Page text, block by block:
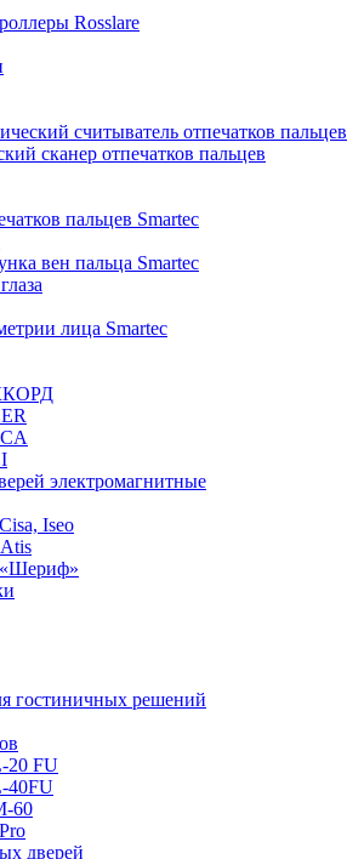
Rosslare
считыватель отпечатков пальцев
сканер отпечатков пальцев
пальцев Smartec
вен пальца Smartec
лица Smartec
электромагнитные
Iseo
«Шериф»
гостиничных решений
20 FU
40FU
60
дверей